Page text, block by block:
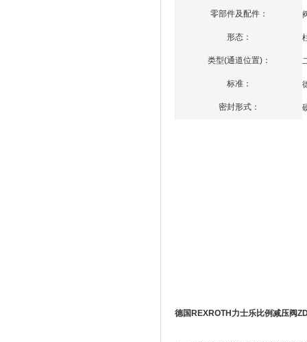
零部件及配件：
形态：
类型(通道位置)：
标准：
密封形式：
德国REXROTH力士乐比例减压阀